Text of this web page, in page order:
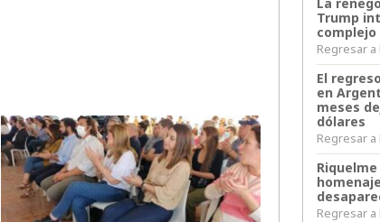
Trump
Regresar a
El
en
meses
dólares
Regresar a
Regresar